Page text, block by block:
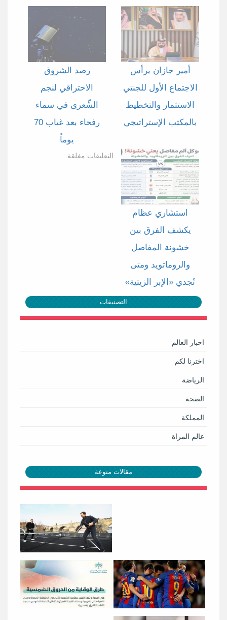
أمير جازان يرأس
الاجتماع الأول للجنتي
الاستثمار والتخطيط
بالمكتب الإستراتيجي
رصد الشروق
الاحتراقي لنجم
الشِّعرى في سماء
رفحاء بعد غياب 70
يوماً
استشاري عظام
يكشف الفرق بين
خشونة المفاصل
والروماتويد ومتى
تُجدي «الإبر الزيتية»
التعليقات مغلقة.
التصنيفات
اخبار العالم
اخترنا لكم
الرياضة
الصحة
المملكة
عالم المراة
مقالات منوعة